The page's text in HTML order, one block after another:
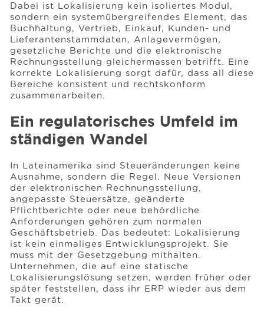
Dabei ist Lokalisierung kein isoliertes Modul,
sondern ein systemübergreifendes Element, das
Buchhaltung, Vertrieb, Einkauf, Kunden- und
Lieferantenstammdaten, Anlagevermögen,
gesetzliche Berichte und die elektronische
Rechnungsstellung gleichermassen betrifft. Eine
korrekte Lokalisierung sorgt dafür, dass all diese
Bereiche konsistent und rechtskonform
zusammenarbeiten.
Ein regulatorisches Umfeld im
ständigen Wandel
In Lateinamerika sind Steueränderungen keine
Ausnahme, sondern die Regel. Neue Versionen
der elektronischen Rechnungsstellung,
angepasste Steuersätze, geänderte
Pflichtberichte oder neue behördliche
Anforderungen gehören zum normalen
Geschäftsbetrieb. Das bedeutet: Lokalisierung
ist kein einmaliges Entwicklungsprojekt. Sie
muss mit der Gesetzgebung mithalten.
Unternehmen, die auf eine statische
Lokalisierungslösung setzen, werden früher oder
später feststellen, dass ihr ERP wieder aus dem
Takt gerät.